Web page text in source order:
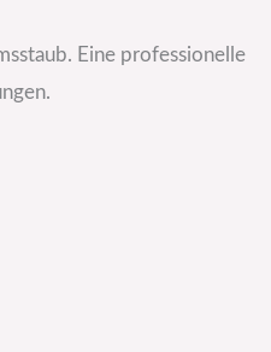
Eine professionelle